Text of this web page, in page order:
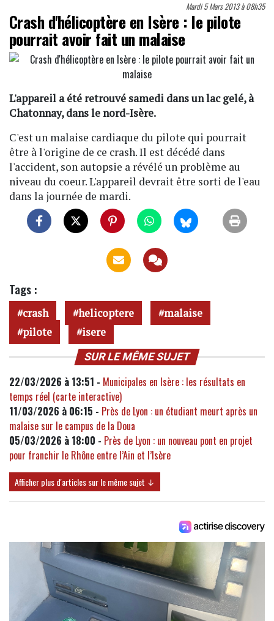
Mardi 5 Mars 2013 à 08h35
Crash d'hélicoptère en Isère : le pilote
pourrait avoir fait un malaise
L'appareil a été retrouvé samedi dans un lac gelé, à
Chatonnay, dans le nord-Isère.
C'est un malaise cardiaque du pilote qui pourrait
être à l'origine de ce crash. Il est décédé dans
l'accident, son autopsie a révélé un problème au
niveau du coeur. L'appareil devrait être sorti de l'eau
dans la journée de mardi.
Tags :
crash helicoptere
malaise
pilote
isere
SUR LE MÊME SUJET
22/03/2026 à 13:51 - Municipales en Isère : les résultats en
temps réel (carte interactive)
11/03/2026 à 06:15 - Près de Lyon : un étudiant meurt après un
malaise sur le campus de la Doua
05/03/2026 à 18:00 - Près de Lyon : un nouveau pont en projet
pour franchir le Rhône entre l’Ain et l’Isère
Afficher plus d'articles sur le même sujet ↓